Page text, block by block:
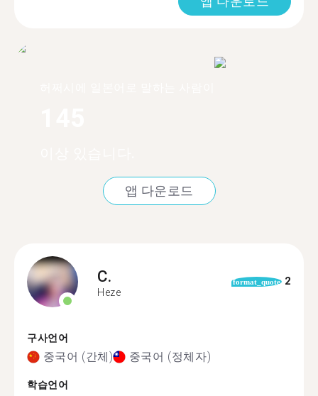
앱 다운로드
C.
Heze
format_quote 2
구사언어
중국어 (간체) 중국어 (정체자)
학습언어